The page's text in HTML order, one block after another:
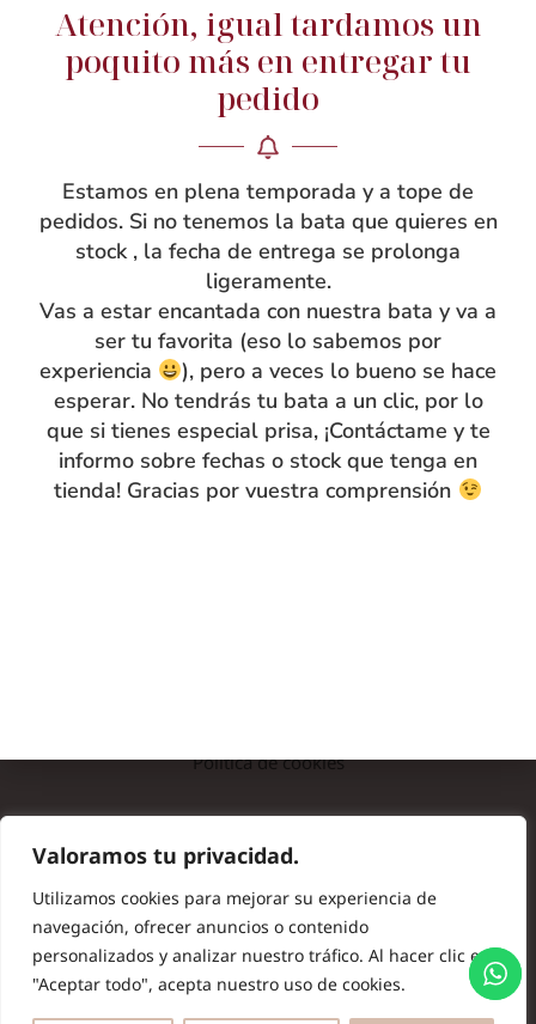
Valoramos tu privacidad.
Utilizamos cookies para mejorar su experiencia de
navegación, ofrecer anuncios o contenido
personalizados y analizar nuestro tráfico. Al hacer clic en
"Aceptar todo", acepta nuestro uso de cookies.
NOSOTRAS
Rebeca García
Taller
Contacto
Política de cookies
© Copyright 2024 Batas de Colegio Originales. Todos los
derechos reservados.
Atención, igual tardamos un
poquito más en entregar tu
pedido
Estamos en plena temporada y a tope de
pedidos. Si no tenemos la bata que quieres en
stock , la fecha de entrega se prolonga
ligeramente.
Vas a estar encantada con nuestra bata y va a
ser tu favorita (eso lo sabemos por
experiencia
), pero a veces lo bueno se hace
esperar. No tendrás tu bata a un clic, por lo
que si tienes especial prisa, ¡Contáctame y te
informo sobre fechas o stock que tenga en
tienda! Gracias por vuestra comprensión